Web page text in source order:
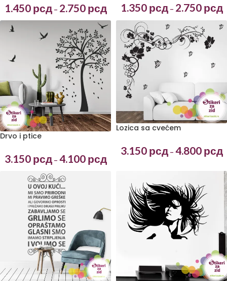
1.450 рсд – 2.750 рсд 1.350 рсд – 2.750 рсд
Drvo i ptice
3.150 рсд – 4.100 рсд
Lozica sa cvećem
3.150 рсд – 4.800 рсд